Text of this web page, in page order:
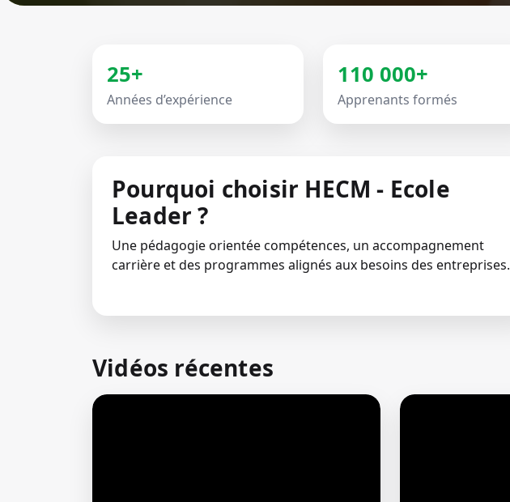
25+
Années d’expérience
110 000+
Apprenants formés
Pourquoi choisir HECM - Ecole
Leader ?
Une pédagogie orientée compétences, un accompagnement
carrière et des programmes alignés aux besoins des entreprises.
Vidéos récentes